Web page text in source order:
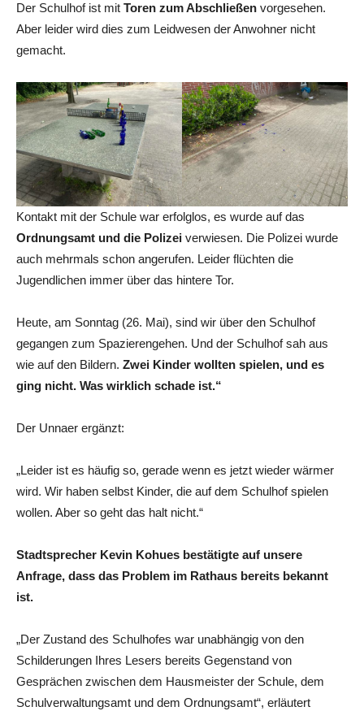
Der Schulhof ist mit Toren zum Abschließen vorgesehen.
Aber leider wird dies zum Leidwesen der Anwohner nicht
gemacht.
Kontakt mit der Schule war erfolglos, es wurde auf das
Ordnungsamt und die Polizei verwiesen. Die Polizei wurde
auch mehrmals schon angerufen. Leider flüchten die
Jugendlichen immer über das hintere Tor.
Heute, am Sonntag (26. Mai), sind wir über den Schulhof
gegangen zum Spazierengehen. Und der Schulhof sah aus
wie auf den Bildern. Zwei Kinder wollten spielen, und es
ging nicht. Was wirklich schade ist.“
Der Unnaer ergänzt:
„Leider ist es häufig so, gerade wenn es jetzt wieder wärmer
wird. Wir haben selbst Kinder, die auf dem Schulhof spielen
wollen. Aber so geht das halt nicht.“
Stadtsprecher Kevin Kohues bestätigte auf unsere
Anfrage, dass das Problem im Rathaus bereits bekannt
ist.
„Der Zustand des Schulhofes war unabhängig von den
Schilderungen Ihres Lesers bereits Gegenstand von
Gesprächen zwischen dem Hausmeister der Schule, dem
Schulverwaltungsamt und dem Ordnungsamt“, erläutert